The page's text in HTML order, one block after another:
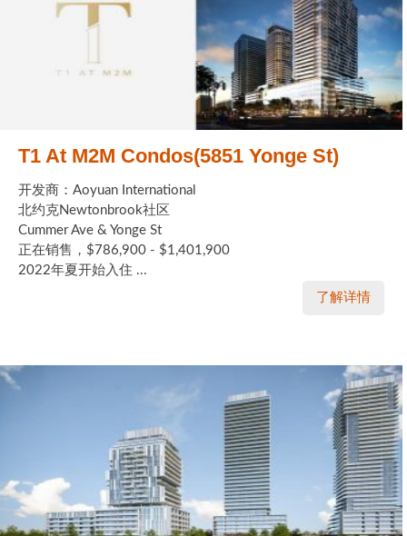
T1 At M2M Condos(5851 Yonge St)
开发商：Aoyuan International
北约克Newtonbrook社区
Cummer Ave & Yonge St
正在销售，$786,900 - $1,401,900
2022年夏开始入住 ...
了解详情